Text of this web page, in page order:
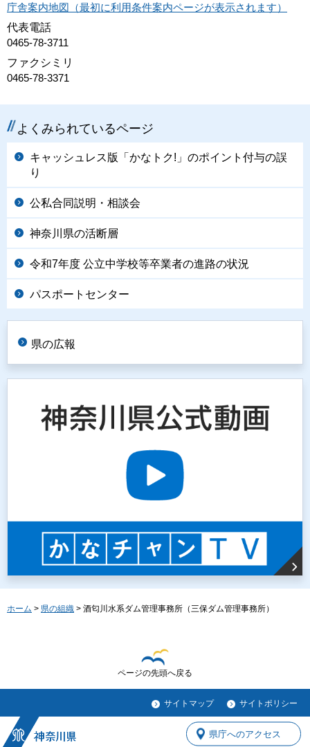
庁舎案内地図（最初に利用条件案内ページが表示されます）
代表電話
0465-78-3711
ファクシミリ
0465-78-3371
よくみられているページ
キャッシュレス版「かなトク!」のポイント付与の誤
り
公私合同説明・相談会
神奈川県の活断層
令和7年度 公立中学校等卒業者の進路の状況
パスポートセンター
県の広報
ホーム > 県の組織 > 酒匂川水系ダム管理事務所（三保ダム管理事務所）
ページの先頭へ戻る
サイトマップ サイトポリシー
県庁へのアクセス